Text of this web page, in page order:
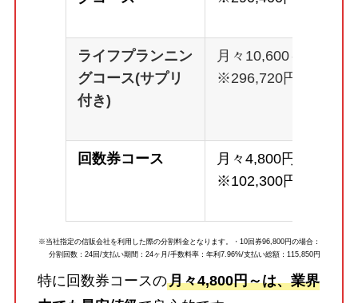
ライフプランニン
グコース(サプリ
付き)
月々10,600～
※296,720円
回数券コース
月々4,800円～
※102,300円
※当社指定の信販会社を利用した際の分割料金となります。・10回券96,800円の場合：
分割回数：24回/支払い期間：24ヶ月/手数料率：年利7.96%/支払い総額：115,850円
特に回数券コースの月々4,800円～は、業界